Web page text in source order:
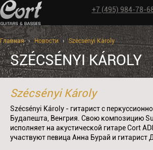
+7 (495) 984-78-
Главная › Новости › Szécsényi Károly
SZÉCSÉNYI KÁROLY
Szécsényi Károly
Szécsényi Károly - гитарист с
Будапешта, Венгрия. Свою композицию
исполняет на акустической гитаре Cort
участвуют певица Анна Бурай и гитарист